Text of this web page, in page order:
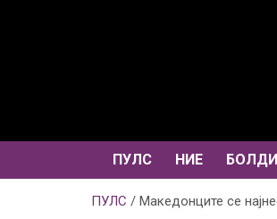
ПУЛС НИЕ
ПУЛС Македонците се